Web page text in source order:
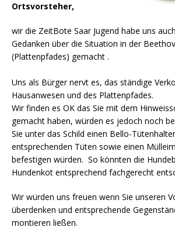
Ortsvorsteher,
wir die ZeitBote Saar Jugend habe uns
Gedanken über die Situation in der
(Plattenpfades) gemacht .
Uns als Bürger nervt es, das ständige
Hausanwesen und des Plattenpfades.
Wir finden es OK das Sie mit dem
gemacht haben, würden es jedoch noch
Sie unter das Schild einen Bello-
entsprechenden Tüten sowie einen
befestigen würden. So könnten die
Hundenkot entsprechend fachgerecht
Wir würden uns freuen wenn Sie unseren
überdenken und entsprechende
montieren ließen.